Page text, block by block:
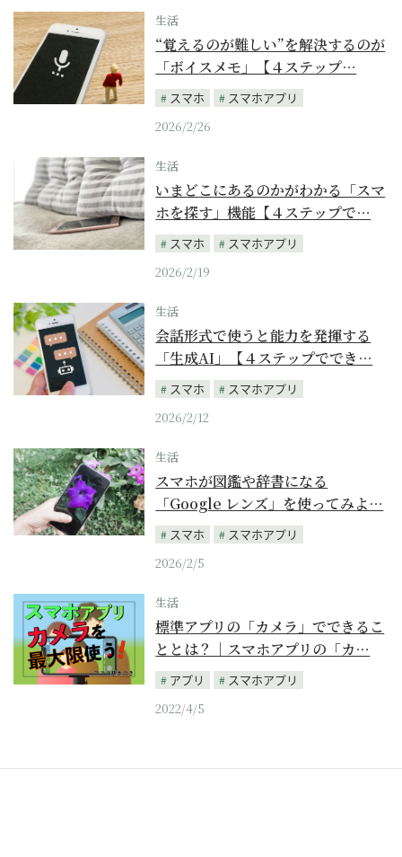
生活
“覚えるのが難しい”を解決するのが
「ボイスメモ」【４ステップ…
スマホ
スマホアプリ
2026/2/26
生活
いまどこにあるのかがわかる「スマ
ホを探す」機能【４ステップで…
スマホ
スマホアプリ
2026/2/19
生活
会話形式で使うと能力を発揮する
「生成AI」【４ステップででき…
スマホ
スマホアプリ
2026/2/12
生活
スマホが図鑑や辞書になる
「Google レンズ」を使ってみよ…
スマホ
スマホアプリ
2026/2/5
生活
標準アプリの「カメラ」でできるこ
ととは？｜スマホアプリの「カ…
アプリ
スマホアプリ
2022/4/5